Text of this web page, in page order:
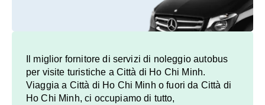
Il miglior fornitore di servizi di noleggio autobus
per visite turistiche a Città di Ho Chi Minh.
Viaggia a Città di Ho Chi Minh o fuori da Città di
Ho Chi Minh, ci occupiamo di tutto,